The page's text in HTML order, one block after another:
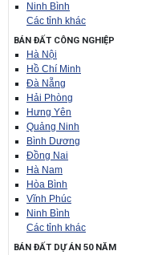
Ninh Bình
Các tỉnh khác
BÁN ĐẤT CÔNG NGHIỆP
Hà Nội
Hồ Chí Minh
Đà Nẵng
Hải Phòng
Hưng Yên
Quảng Ninh
Bình Dương
Đồng Nai
Hà Nam
Hòa Bình
Vĩnh Phúc
Ninh Bình
Các tỉnh khác
BÁN ĐẤT DỰ ÁN 50 NĂM